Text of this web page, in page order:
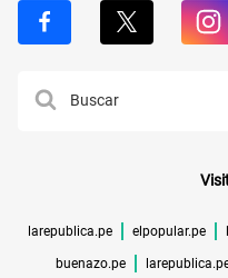
larepublica.pe elpopular.pe
buenazo.pe